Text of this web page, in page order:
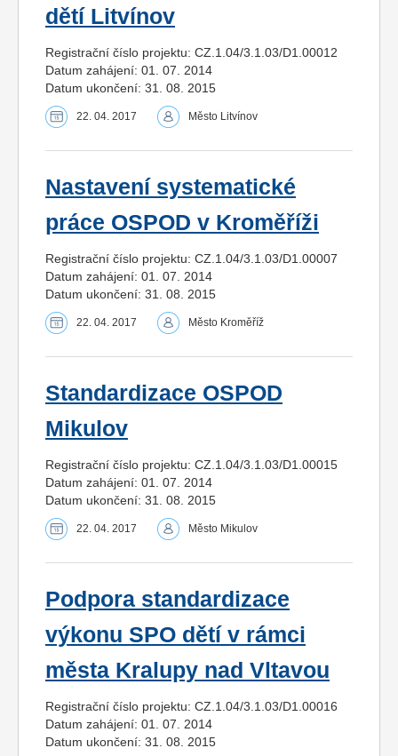
dětí Litvínov
Registrační číslo projektu: CZ.1.04/3.1.03/D1.00012
Datum zahájení: 01. 07. 2014
Datum ukončení: 31. 08. 2015
22. 04. 2017 Město Litvínov
Nastavení systematické
práce OSPOD v Kroměříži
Registrační číslo projektu: CZ.1.04/3.1.03/D1.00007
Datum zahájení: 01. 07. 2014
Datum ukončení: 31. 08. 2015
22. 04. 2017 Město Kroměříž
Standardizace OSPOD
Mikulov
Registrační číslo projektu: CZ.1.04/3.1.03/D1.00015
Datum zahájení: 01. 07. 2014
Datum ukončení: 31. 08. 2015
22. 04. 2017 Město Mikulov
Podpora standardizace
výkonu SPO dětí v rámci
města Kralupy nad Vltavou
Registrační číslo projektu: CZ.1.04/3.1.03/D1.00016
Datum zahájení: 01. 07. 2014
Datum ukončení: 31. 08. 2015